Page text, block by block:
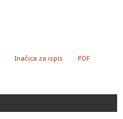
Inačica za ispis
PDF